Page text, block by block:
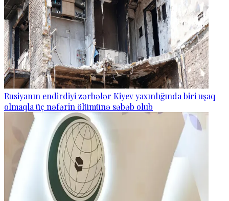
Rusiyanın endirdiyi zərbələr Kiyev yaxınlığında biri uşaq
olmaqla üç nəfərin ölümünə səbəb olub